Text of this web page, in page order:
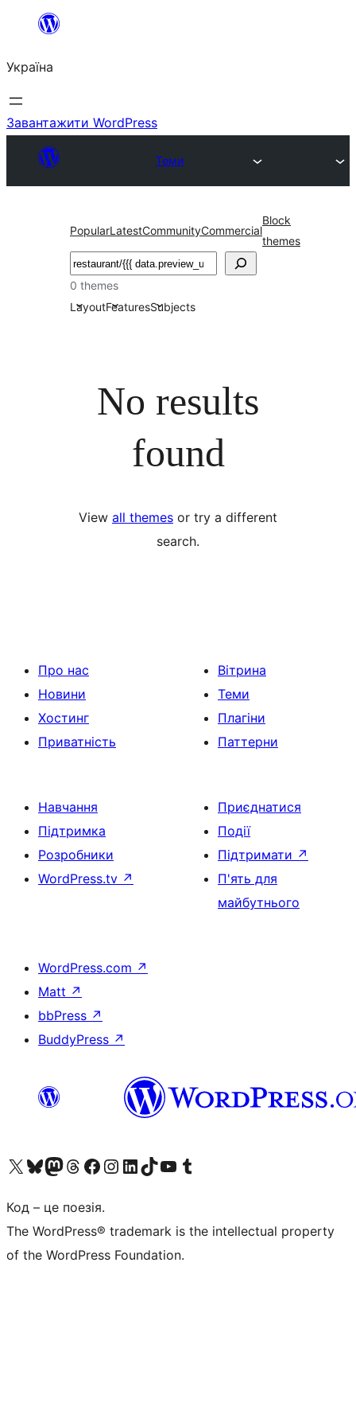
Перейти
вмісту
Україна
Завантажити WordPress
Теми
PopularLatestCommunityCommercial
Block
themes
Пошук
0 themes
LayoutFeaturesSubjects
No results
found
View all themes or try a different
search.
Про нас
Новини
Хостинг
Приватність
Вітрина
Теми
Плагіни
Паттерни
Навчання
Підтримка
Розробники
WordPress.tv ↗
Приєднатися
Події
Підтримати ↗
П'ять для
майбутнього
WordPress.com ↗
Matt ↗
bbPress ↗
BuddyPress ↗
Visit our X (formerly Twitter) account
Visit our Bluesky account
Завітайте до нашої стрічки в Mastodon
Visit our Threads account
Завітайте на нашу сторінку в Facebook
Visit our Instagram account
Visit our LinkedIn account
Visit our TikTok account
Visit our YouTube channel
Visit our Tumblr account
Код – це поезія.
The WordPress® trademark is the intellectual property
of the WordPress Foundation.